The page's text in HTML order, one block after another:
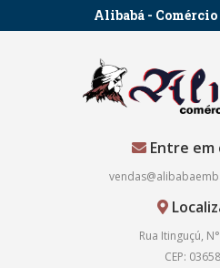
Alibabá - Comércio
Entre
Rua Itinguçú,
CEP: